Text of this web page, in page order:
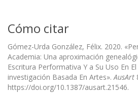
Cómo citar
Gómez-Urda González, Félix. 2020.
Academia: Una aproximación
Escritura Performativa Y a Su Uso En
investigación Basada En Artes».AusArt
https://doi.org/10.1387/ausart.21546.